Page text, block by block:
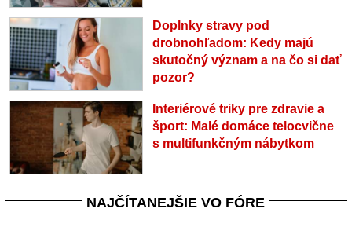
Doplnky stravy pod
drobnohľadom: Kedy majú
skutočný význam a na čo si dať
pozor?
Interiérové triky pre zdravie a
šport: Malé domáce telocvične
s multifunkčným nábytkom
NAJČÍTANEJŠIE VO FÓRE